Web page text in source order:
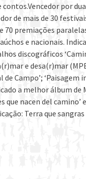
por
de mais de 30
70 premiações
e nacionais.
discográficos
e desa(r)mar
de Campo’;
a melhor álbum de
que nacen del
Terra que